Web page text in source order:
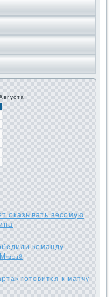
оказывать весомую
команду
2018
готовится к матчу